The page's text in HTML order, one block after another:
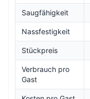
Saugfähigkeit
Nassfestigkeit
Stückpreis
Verbrauch pro
Gast